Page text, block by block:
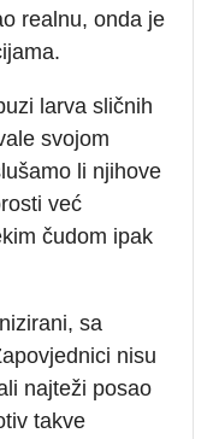
realnu, onda je
larva sličnih
svojom
li njihove
već
čudom ipak
sa
nisu
najteži posao
takve